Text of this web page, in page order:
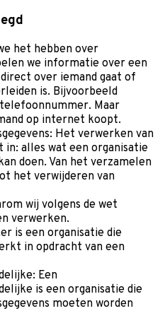
het hebben over
we informatie over een
over iemand gaat of
is. Bijvoorbeeld
Maar
op internet koopt.
Het verwerken van
in: alles wat een organisatie
doen. Van het verzamelen
het verwijderen van
wij volgens de wet
verwerken.
is een organisatie die
in opdracht van een
Een
is een organisatie die
moeten worden